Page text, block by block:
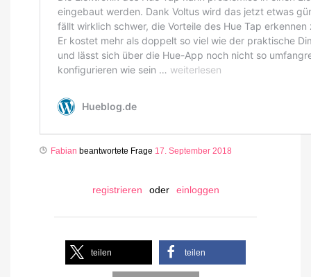
Fabian beantwortete Frage 17. September 2018
registrieren oder einloggen
teilen teilen